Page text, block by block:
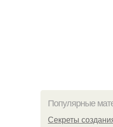
Популярные
Секреты